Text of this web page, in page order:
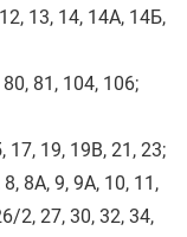
13, 14, 14А, 14Б,
81, 104, 106;
17, 19, 19В, 21, 23;
8А, 9, 9А, 10, 11,
2, 27, 30, 32, 34,